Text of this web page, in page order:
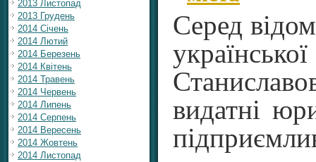
2013 Листопад
2013 Грудень
2014 Січень
2014 Лютий
2014 Березень
2014 Квітень
2014 Травень
2014 Червень
2014 Липень
2014 Серпень
2014 Вересень
2014 Жовтень
2014 Листопад
Серед
видатні